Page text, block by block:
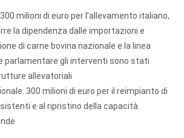
milioni di euro per l’allevamento italiano,
la dipendenza dalle importazioni e
di carne bovina nazionale e la linea
parlamentare gli interventi sono stati
allevatoriali
300 milioni di euro per il reimpianto di
e al ripristino della capacità